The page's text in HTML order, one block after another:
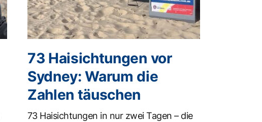
73 Haisichtungen vor
Sydney: Warum die
Zahlen täuschen
73 Haisichtungen in nur zwei Tagen – die